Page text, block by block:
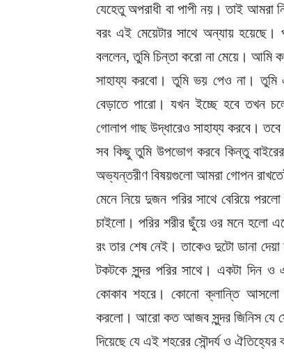
যেহেতু অপরাধী বা পাপী নয়। তাই আমরা
বরং এই মেয়েটার সাথে অন্যায় হয়েছে।
বললেন, তুমি চিন্তা করো না মেয়ে। আমি
সাহায্য করবো। তুমি ভয় পেও না। তুমি
বেড়াতে পারো। যখন ইচ্ছে হবে তখন
গোলাপ গাছ উদ্ধারেও সাহায্য করবে।
সব কিছু তুমি উপভোগ করবে কিন্তু বাইরের
অভ্যন্তরীণ বিষয়গুলো আমরা গোপন
মেনে নিয়ে দুজন পরির সাথে বেরিয়ে
চাইলো। পরির শরীর ছুঁয়ে ওর মনে হলো
রং তার শেষ নেই। তাকেও দুটো ডানা
টকটকে সুন্দর পরির সাথে। একটা দিন ও
কোকাব শহরে। কোনো ক্লান্তি আসলো
করলো। আরো কত আজব সুন্দর জিনিস যে সে
দিয়েছে যে এই শহরের সৌন্দর্য ও ঐতিহ্যের